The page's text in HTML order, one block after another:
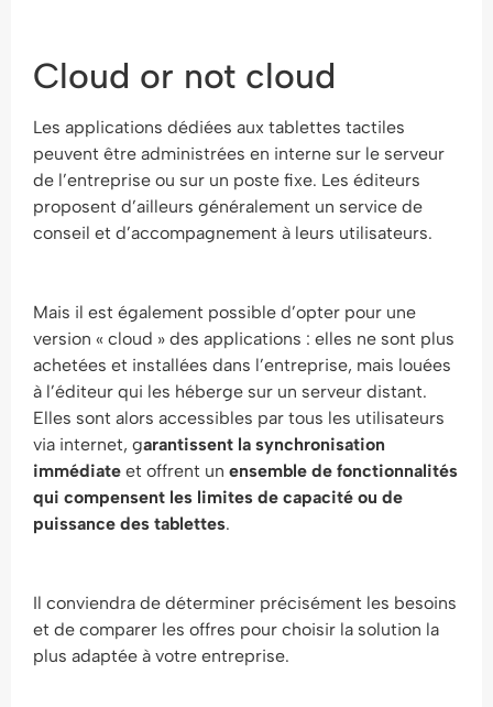
Cloud or not cloud
Les applications dédiées aux tablettes tactiles
peuvent être administrées en interne sur le serveur
de l’entreprise ou sur un poste fixe. Les éditeurs
proposent d’ailleurs généralement un service de
conseil et d’accompagnement à leurs utilisateurs.
Mais il est également possible d’opter pour une
version « cloud » des applications : elles ne sont plus
achetées et installées dans l’entreprise, mais louées
à l’éditeur qui les héberge sur un serveur distant.
Elles sont alors accessibles par tous les utilisateurs
via internet, garantissent la synchronisation
immédiate et offrent un ensemble de fonctionnalités
qui compensent les limites de capacité ou de
puissance des tablettes.
Il conviendra de déterminer précisément les besoins
et de comparer les offres pour choisir la solution la
plus adaptée à votre entreprise.